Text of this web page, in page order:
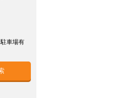
駐車場有